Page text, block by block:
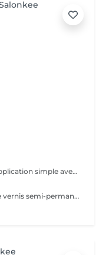
1. Pose Semi-Permanente Classique Application simple avec une fine couche de base. Idéale pour celles qui souhaitent de la couleur, de la brillance et un léger renfort. Tenue moyenne 2 semaines. 2. Pose Semi + Renfort Combinaison d'une base classique avec une couche de renfort. Offre une meilleure résistance que le semi-permanent classique, parfaite pour les ongles naturels. Moyenne Tenue de 2 à 3 semaines. 3. Pose Semi + Fiber Ultra Base classique combinée à un gel enrichi en fibres, idéale pour les ongles fragiles ou nécessitant un renforcement supplémentaire. Tenue Moyenne 3 à 4 semaines.
Optez pour notre service de dépose de vernis semi-permanent avec 4 options adaptées à vos besoins : 1. Dépose simple : Retrait de l'ancien vernis semi-permanent.